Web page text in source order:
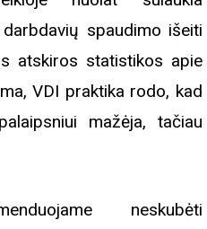
spaudimo išeiti
atskiros statistikos apie
VDI praktika rodo, kad
mažėja, tačiau
neskubėti